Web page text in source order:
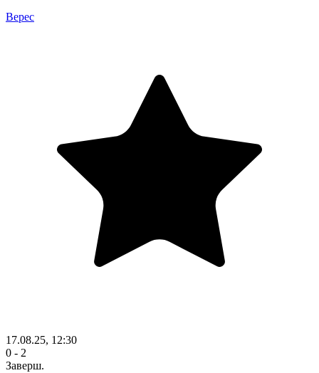
Верес
17.08.25, 12:30
0 - 2
Заверш.